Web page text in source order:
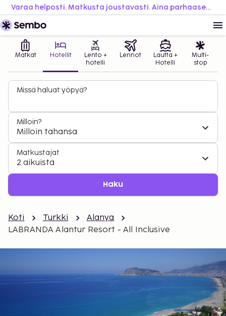
Varaa helposti. Matkusta joustavasti. Aina parhaaseen hintaan.
Matkat Hotellit
Lento +
hotelli
Lennot
Lautta +
Hotelli
Multi-
stop
Missä haluat yöpyä?
Milloin?
Milloin tahansa
Matkustajat
2 aikuista
Haku
Koti Turkki
Alanya
LABRANDA Alantur Resort - All Inclusive